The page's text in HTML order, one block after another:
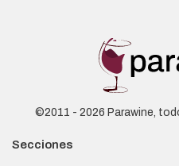
©2011 - 2026 Parawine,
Secciones